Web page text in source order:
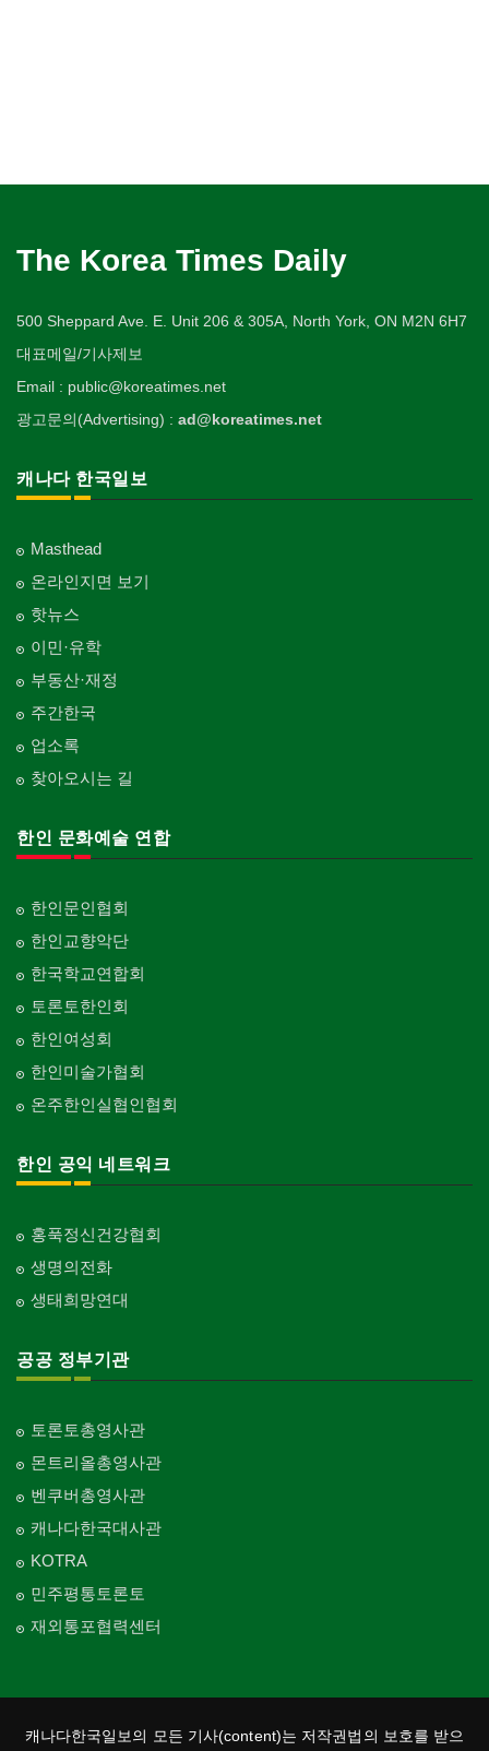
The Korea Times Daily
500 Sheppard Ave. E. Unit 206 & 305A, North York, ON M2N 6H7
대표메일/기사제보
Email : public@koreatimes.net
광고문의(Advertising) : ad@koreatimes.net
캐나다 한국일보
Masthead
온라인지면 보기
핫뉴스
이민·유학
부동산·재정
주간한국
업소록
찾아오시는 길
한인 문화예술 연합
한인문인협회
한인교향악단
한국학교연합회
토론토한인회
한인여성회
한인미술가협회
온주한인실협인협회
한인 공익 네트워크
홍푹정신건강협회
생명의전화
생태희망연대
공공 정부기관
토론토총영사관
몬트리올총영사관
벤쿠버총영사관
캐나다한국대사관
KOTRA
민주평통토론토
재외통포협력센터
캐나다한국일보의 모든 기사(content)는 저작권법의 보호를 받으